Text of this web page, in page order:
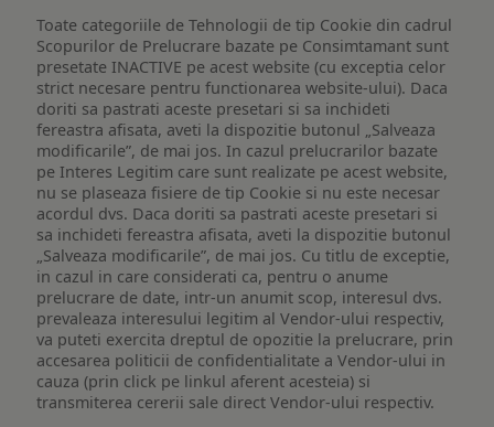
Toate categoriile de Tehnologii de tip Cookie din cadrul
Scopurilor de Prelucrare bazate pe Consimtamant sunt
presetate INACTIVE pe acest website (cu exceptia celor
strict necesare pentru functionarea website-ului). Daca
doriti sa pastrati aceste presetari si sa inchideti
fereastra afisata, aveti la dispozitie butonul „Salveaza
modificarile”, de mai jos. In cazul prelucrarilor bazate
pe Interes Legitim care sunt realizate pe acest website,
nu se plaseaza fisiere de tip Cookie si nu este necesar
acordul dvs. Daca doriti sa pastrati aceste presetari si
sa inchideti fereastra afisata, aveti la dispozitie butonul
„Salveaza modificarile”, de mai jos. Cu titlu de exceptie,
in cazul in care considerati ca, pentru o anume
prelucrare de date, intr-un anumit scop, interesul dvs.
prevaleaza interesului legitim al Vendor-ului respectiv,
va puteti exercita dreptul de opozitie la prelucrare, prin
accesarea politicii de confidentialitate a Vendor-ului in
cauza (prin click pe linkul aferent acesteia) si
transmiterea cererii sale direct Vendor-ului respectiv.